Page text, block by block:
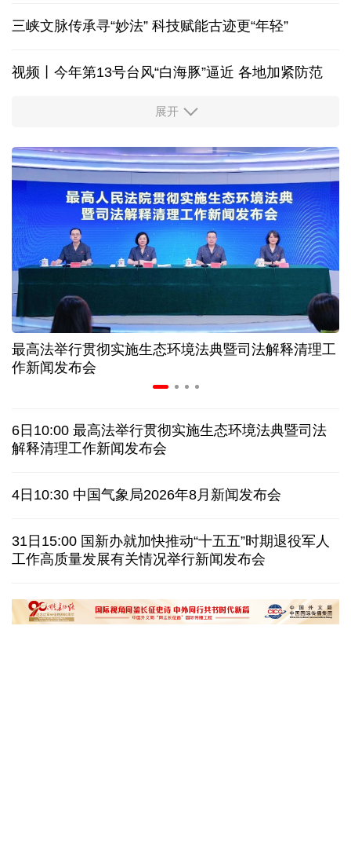
三峡文脉传承寻“妙法” 科技赋能古迹更“年轻”
视频丨今年第13号台风“白海豚”逼近 各地加紧防范
柔性制造，高效匹配差异化需求
高温下用电负荷创新高 解码今夏的清凉底气
活力中国调研行丨弯道超车 如何“皖”美提速
7月份中国仓储指数保持扩张 行业运行韧性较强
小球赛撬动大消费 体育赛事激活城市发展新动能
“电影+文旅”深度融合 光影经济撬动暑期消费新蓝海
俄黑客称获取北约直接参与袭击俄领土证据
全球媒体聚焦︱外媒：美国劳动力市场正在走弱
美国筑起AI墙：激化国内对立 却堵不住中国AI热
我国学者发现银河系外围气体盘呈现波纹状褶皱结构
展开
最高法举行贯彻实施生态环境法典暨司法解释清理工
作新闻发布会
6日10:00 最高法举行贯彻实施生态环境法典暨司法
解释清理工作新闻发布会
4日10:30 中国气象局2026年8月新闻发布会
31日15:00 国新办就加快推动“十五五”时期退役军人
工作高质量发展有关情况举行新闻发布会